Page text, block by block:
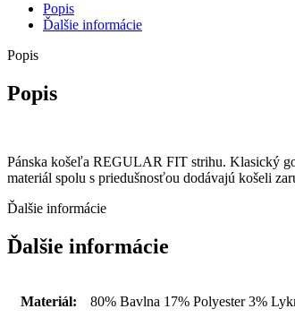
Popis
Ďalšie informácie
Popis
Popis
Pánska košeľa REGULAR FIT strihu. Klasický
materiál spolu s priedušnosťou dodávajú košeli
Ďalšie informácie
Ďalšie informácie
Materiál: 80% Bavlna 17% Polyester 3%